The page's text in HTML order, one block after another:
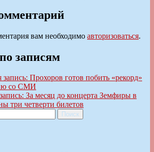
вам необходимо авторизоваться.
записям
Прохоров готов побить «рекорд»
со СМИ
За месяц до концерта Земфиры в
три четверти билетов
Поиск